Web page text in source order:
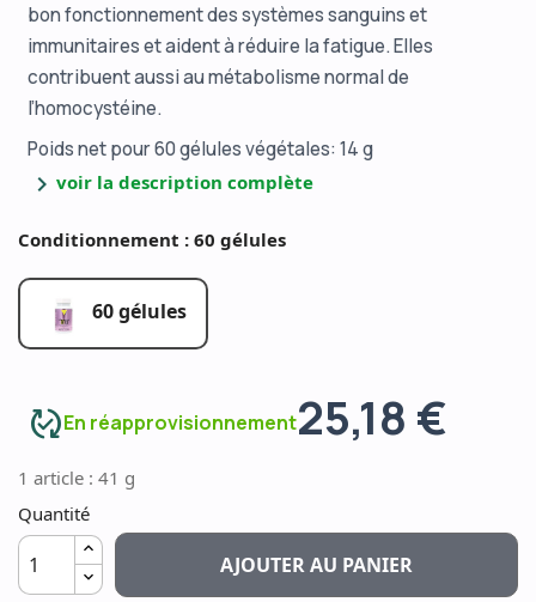
bon fonctionnement des systèmes sanguins et
immunitaires et aident à réduire la fatigue. Elles
contribuent aussi au métabolisme normal de
l’homocystéine.
Poids net pour 60 gélules végétales: 14 g
chevron_right voir la description complète
Conditionnement : 60 gélules
60 gélules
published_with_changesEn réapprovisionnement25,18 €
1 article : 41 g
Quantité
AJOUTER AU PANIER